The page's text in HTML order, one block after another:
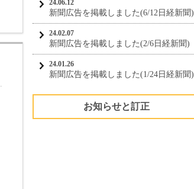
24.06.12
新聞広告を掲載しました(6/12日経新聞)
24.02.07
新聞広告を掲載しました(2/6日経新聞)
24.01.26
新聞広告を掲載しました(1/24日経新聞)
お知らせと訂正